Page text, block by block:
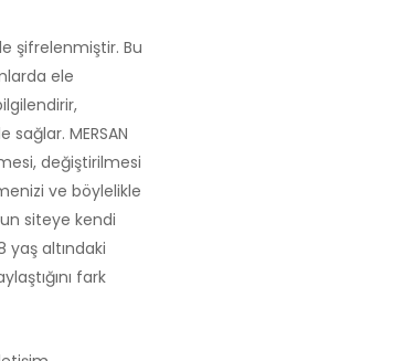
şifrelenmiştir. Bu
ele
MERSAN
değiştirilmesi
ve böylelikle
siteye kendi
yaş altındaki
fark